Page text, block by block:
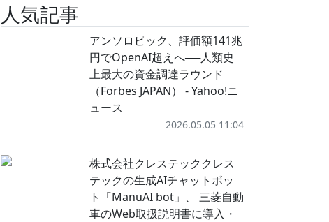
人気記事
アンソロピック、評価額141兆
円でOpenAI超えへ──人類史
上最大の資金調達ラウンド
（Forbes JAPAN） - Yahoo!ニ
ュース
2026.05.05 11:04
株式会社クレステッククレス
テックの生成AIチャットボッ
ト「ManuAI bot」、 三菱自動
車のWeb取扱説明書に導入・